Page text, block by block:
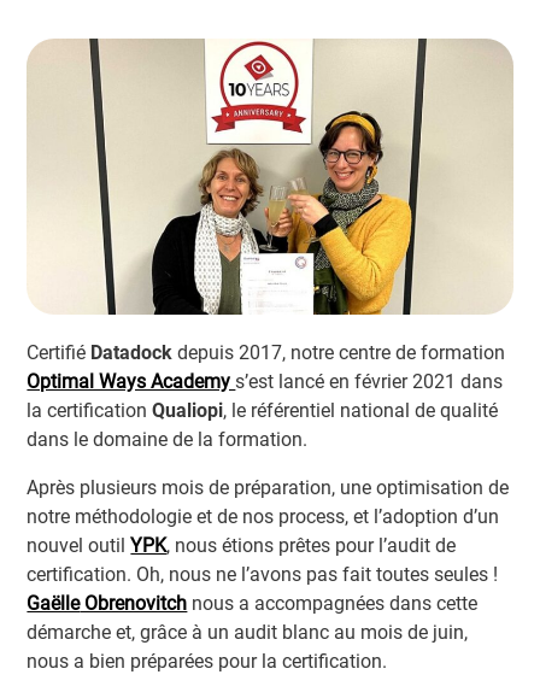
Certifié Datadock depuis 2017, notre centre de formation
Optimal Ways Academys’est lancé en février 2021 dans
la certificationQualiopi, le référentiel national de qualité
dans le domaine de la formation.
Après plusieurs mois de préparation, une optimisation de
notre méthodologie et de nos process, et l’adoption d’un
nouvel outilYPK, nous étions prêtes pour l’audit de
certification. Oh, nous ne l’avons pas fait toutes seules !
GaëlleObrenovitch nous a accompagnées dans cette
démarche et, grâce à un audit blanc au mois de juin,
nous a bien préparées pour la certification.